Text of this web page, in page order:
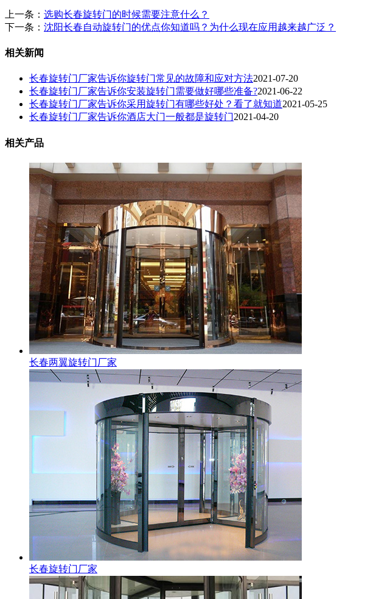
上一条： 选购长春旋转门的时候需要注意什么？
下一条： 沈阳长春自动旋转门的优点你知道吗？为什么现在应用越来越广泛？
相关新闻
长春旋转门厂家告诉你旋转门常见的故障和应对方法2021-07-20
长春旋转门厂家告诉你安装旋转门需要做好哪些准备?2021-06-22
长春旋转门厂家告诉你采用旋转门有哪些好处？看了就知道2021-05-25
长春旋转门厂家告诉你酒店大门一般都是旋转门2021-04-20
相关产品
长春两翼旋转门厂家
长春旋转门厂家